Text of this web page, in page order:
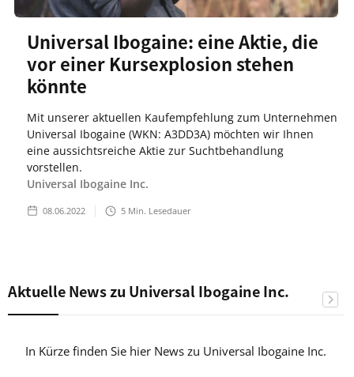
Universal Ibogaine: eine Aktie, die
vor einer Kursexplosion stehen
könnte
Mit unserer aktuellen Kaufempfehlung zum Unternehmen
Universal Ibogaine (WKN: A3DD3A) möchten wir Ihnen
eine aussichtsreiche Aktie zur Suchtbehandlung
vorstellen.
Universal Ibogaine Inc.
08.06.2022 5 Min. Lesedauer
Aktuelle News zu Universal Ibogaine Inc.
In Kürze finden Sie hier News zu Universal Ibogaine Inc.